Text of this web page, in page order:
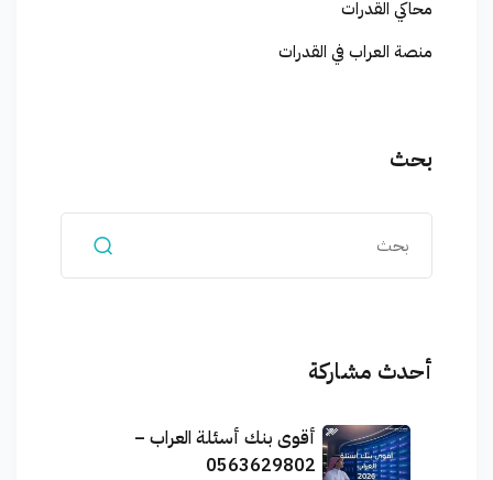
محاكي القدرات
منصة العراب في القدرات
بحث
أحدث مشاركة
أقوى بنك أسئلة العراب –
0563629802